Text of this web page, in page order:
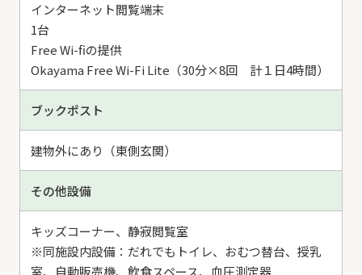
インターネット閲覧端末
1台
Free Wi-fiの提供
Okayama Free Wi-Fi Lite（30分×8回 計１日4時間）
ブックポスト
建物外にあり（東側玄関）
その他設備
キッズコーナー、静寂閲覧室
※同施設内設備：だれでもトイレ、おむつ替台、授乳
室、自動販売機、飲食スペース、血圧測定器